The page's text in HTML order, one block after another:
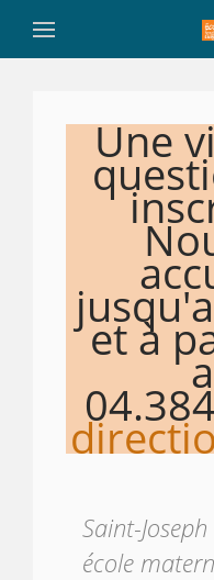
Une
et à
Saint-
école